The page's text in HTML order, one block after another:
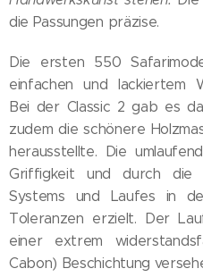
die Passungen präzise.
Die ersten 550
einfachen und lackiertem
Bei der Classic 2 gab es
zudem die schönere
herausstellte. Die
Griffigkeit und durch die
Systems und Laufes in
Toleranzen erzielt. Der
einer extrem
Cabon) Beschichtung